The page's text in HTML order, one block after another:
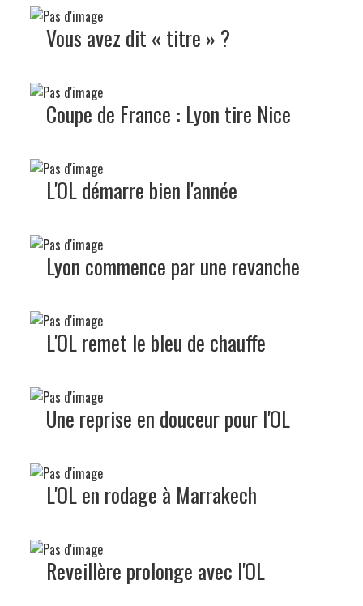
Vous avez dit « titre » ?
Coupe de France : Lyon tire Nice
L'OL démarre bien l'année
Lyon commence par une revanche
L'OL remet le bleu de chauffe
Une reprise en douceur pour l'OL
L'OL en rodage à Marrakech
Reveillère prolonge avec l'OL